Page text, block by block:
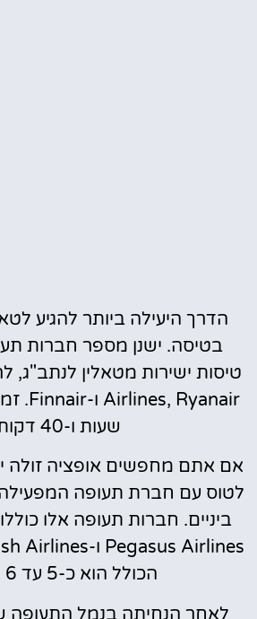
הדרך היעילה ביותר להגיע
בטיסה. ישנן מספר חברות
שעות ו-40 דקות.
אם אתם מחפשים אופציה זולה
לטוס עם חברת תעופה
הכולל הוא כ-5 עד 6 שעות.
לאחר הנחיתה בנמל התעופה